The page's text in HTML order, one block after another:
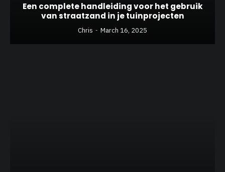
Een complete handleiding voor het gebruik
van straatzand in je tuinprojecten
Chris March 16, 2025